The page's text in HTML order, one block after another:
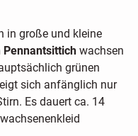
in große und kleine
Pennantsittichwachsen
grünen
sich anfänglich nur
Es dauert ca. 14